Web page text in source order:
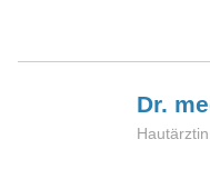
Dr.
Hautärztin